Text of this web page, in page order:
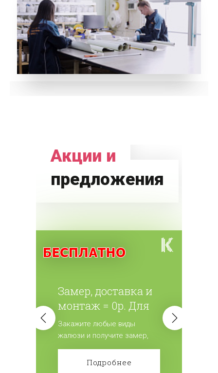
Акции и
предложения
Замер, доставка и
монтаж = 0р. Для
всех жалюзи.
Закажите любые виды
жалюзи и получите замер,
доставку и монтаж
бесплатно! Сделайте заказ!
Подробнее